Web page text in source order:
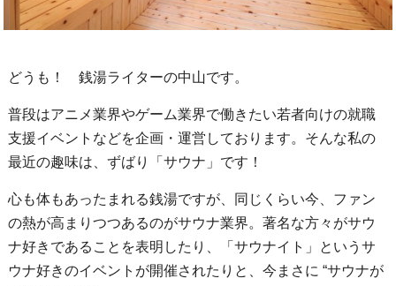
どうも！ 銭湯ライターの中山です。
普段はアニメ業界やゲーム業界で働きたい若者向けの就職
支援イベントなどを企画・運営しております。そんな私の
最近の趣味は、ずばり「サウナ」です！
心も体もあったまれる銭湯ですが、同じくらい今、ファン
の熱が高まりつつあるのがサウナ業界。著名な方々がサウ
ナ好きであることを表明したり、「サウナイト」というサ
ウナ好きのイベントが開催されたりと、今まさに “サウナが